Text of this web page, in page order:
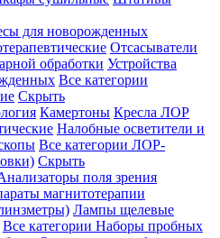
для новорожденных
Отсасыватели
обработки Устройства
Все категории
Скрыть
Камертоны Кресла ЛОР
Налобные осветители и
Все категории ЛОР-
Скрыть
поля зрения
магнитотерапии
Лампы щелевые
Все категории Наборы пробных